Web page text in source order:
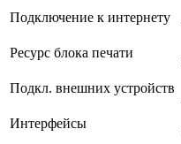
Подключение к интернету
Ресурс блока печати
Подкл. внешних устройств
Интерфейсы